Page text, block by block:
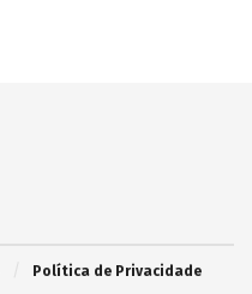
Política de Privacidade